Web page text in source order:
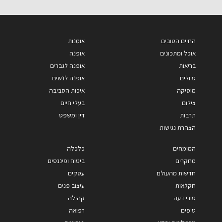
החיים הטובים
אוכל ומתכונים
בריאות
טיולים
מוסיקה
צילום
תרבות
הצהרת נגישות
אומנות
אופנה
אופנה לגברים
אופנה לנשים
איכות הסביבה
בעלי חיים
דין ומשפט
המומחים
מחקרים
חדשות מהעולם
חקלאות
טורי דעה
טיפים
כלכלה
ביטוח ופיננסים
עסקים
עיצוב פנים
קהילה
רפואה